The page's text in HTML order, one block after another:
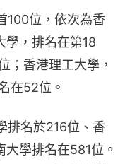
100位，依次為香
學，排名在第18
；香港理工大學，
在52位。
排名於216位、香
學排名在581位。